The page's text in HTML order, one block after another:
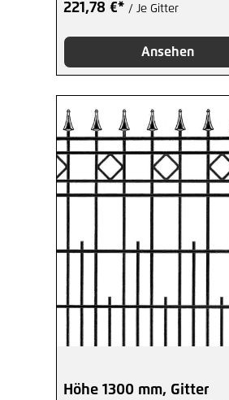
221,78 €* / Je Gitter
Ansehen
Höhe 1300 mm, Gitter